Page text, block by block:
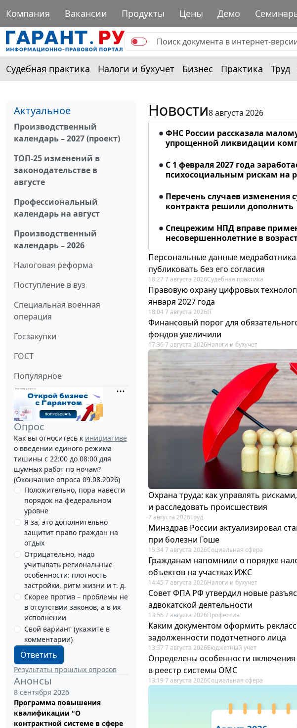
Компания Вакансии Продукты Цены Демо
Судебная практика Налоги и бухучет Бизнес Практика Труд
Актуальное
Производственный
календарь – 2027 (проект)
ТОП-25 изменений в
законодательстве в
августе
Профессиональный
календарь на август
Производственный
календарь – 2026
Налоговая реформа
Поступление в вуз
Специальная военная
операция
Госзакупки
ГОСТ
Популярное
Опрос
Как вы относитесь к инициативе
о введении единого режима
тишины с 22:00 до 08:00 для
шумных работ по ночам?
(Окончание опроса 09.08.2026)
Положительно, пора навести
порядок на федеральном
уровне
Я за, это дополнительно
защитит право граждан на
отдых
Отрицательно, надо
учитывать региональные
особенности: плотность
застройки, ритм жизни и т. д.
Скорее против – проблемы не
в отсутствии законов, а в их
исполнении
Свой вариант (укажите в
комментарии)
Ответить
Результаты прошлых опросов
Анонсы
8 сентября 2026
Программа повышения
квалификации "О
контрактной системе в сфере
Новости8 августа 2026
ФНС России рассказала
упрощенной ликвидации
С 1 февраля 2027 года
психосоциальным рискам на
Перечень случаев изменения
контракта решили дополнить
Спецрежим НПД вправе
несовершеннолетние в
Персональные данные
публиковать без его согласия
18:27 7 августа 2026Судебная практика
Правовую охрану цифровых
января 2027 года
18:04 7 августа 2026IT
Финансовый порог для
фондов увеличили
17:36 7 августа 2026Налоги и бухучет
Охрана труда: как управлять
и расследовать происшествия
7 августа 2026Труд
Минздрав России актуализировал
при болезни Гоше
15:34 7 августа 2026Социальная сфера
Гражданам напомнили о порядке
объектов на участках ИЖС
14:45 7 августа 2026Налоги и бухучет
Совет ФПА РФ утвердил новые
адвокатской деятельности
13:56 7 августа 2026Профессия
Каким документом оформить
задолженности подотчетного лица
13:37 7 августа 2026Бюджетный учет
Определены особенности
в реестр системы ОМС
13:19 7 августа 2026Социальная сфера